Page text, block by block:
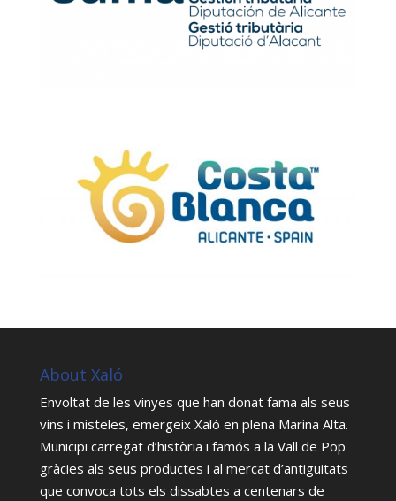
About Xaló
Envoltat de les vinyes que han donat fama als seus
vins i misteles, emergeix Xaló en plena Marina Alta.
Municipi carregat d’història i famós a la Vall de Pop
gràcies als seus productes i al mercat d’antiguitats
que convoca tots els dissabtes a centenars de